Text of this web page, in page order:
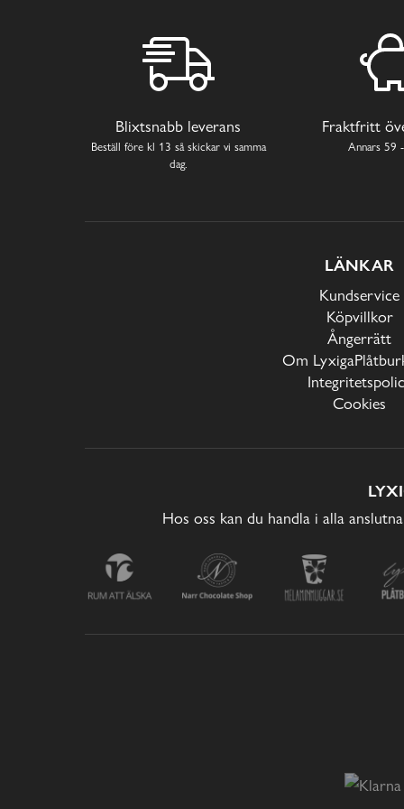
Blixtsnabb leverans
Beställ före kl 13 så skickar vi samma
dag.
Fraktfritt
Annars 59
LÄNKAR
Kundservice
Köpvillkor
Ångerrätt
Om
Cookies
Hos oss kan du handla i alla